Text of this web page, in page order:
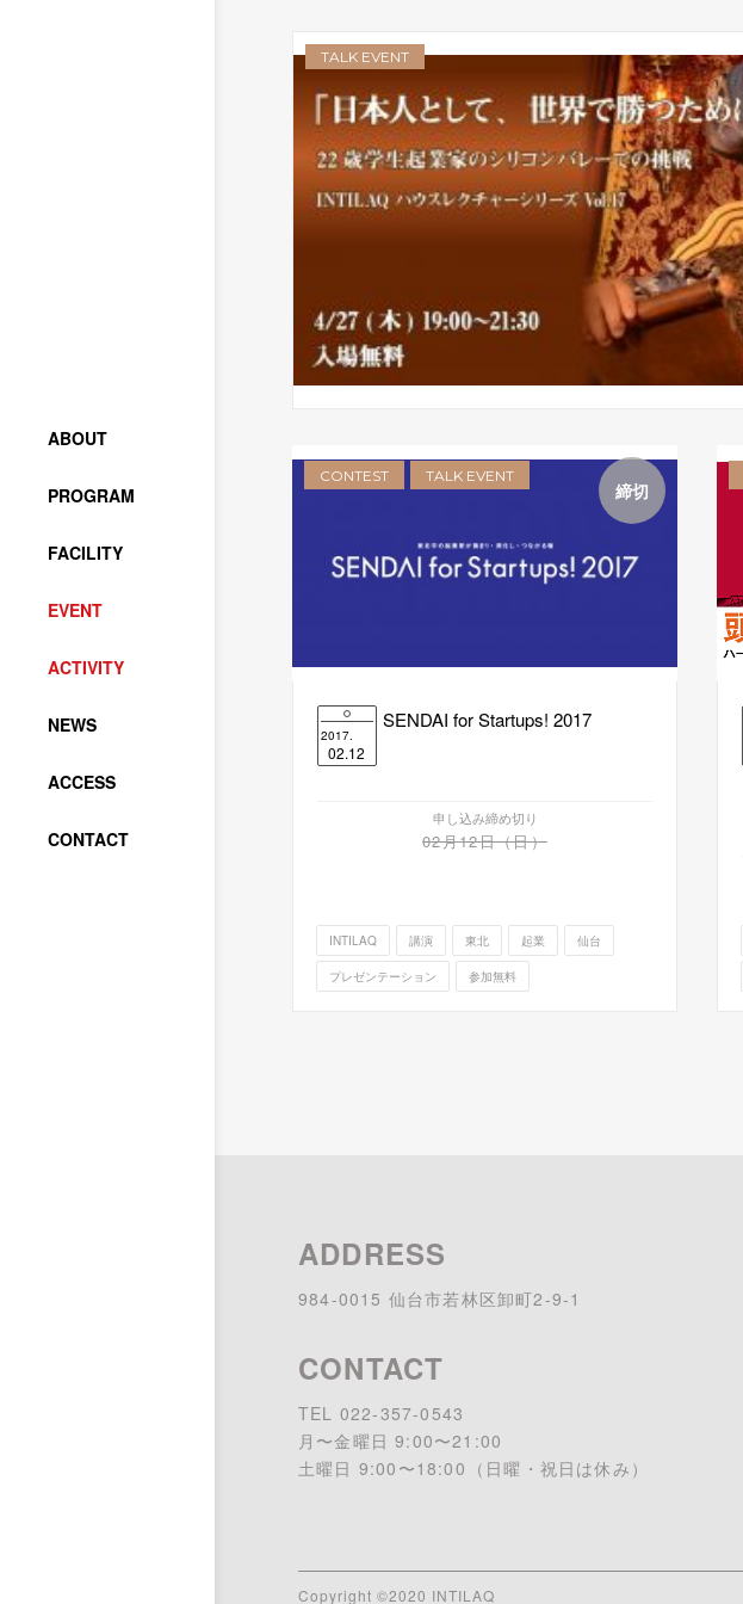
ABOUT
PROGRAM
FACILITY
EVENT
ACTIVITY
NEWS
ACCESS
CONTACT
TALK EVENT
締切
2017.
02.12
SENDAI for Startups! 2017
申し込み締め切り
02月12日（日）
CONTEST TALK EVENT
INTILAQ 講演 東北 起業 仙台
プレゼンテーション 参加無料
ADDRESS
984-0015 仙台市若林区卸町2-9-1
CONTACT
TEL 022-357-0543
月〜金曜日 9:00〜21:00
土曜日 9:00〜18:00 （日曜・祝日は休み）
Copyright ©2020 INTILAQ